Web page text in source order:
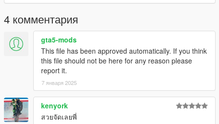
4 комментария
gta5-mods
This file has been approved automatically. If you think
this file should not be here for any reason please
report it.
7 января 2025
kenyork
สวยจัดเลยพี่